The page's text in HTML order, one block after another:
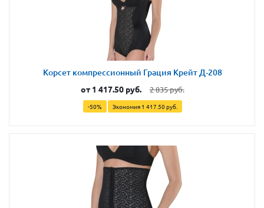
Корсет компрессионный Грация Крейт Д-208
от 1 417.50 руб. 2 835 руб.
-50% Экономия 1 417.50 руб.